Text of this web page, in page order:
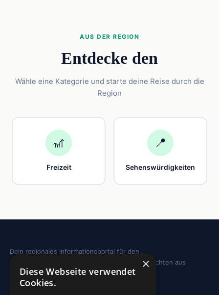
AUS DER REGION
Entdecke den
Wähle eine Kategorie und starte deine Reise durch die
Region
🎢
Freizeit
📍
Sehenswürdigkeiten
Dein regionales Informationsportal für den .
Sehenswürdigkeiten, Ausflugstipps und Geschichten aus
deiner Region.
×
Diese Webseite verwendet
Cookies.